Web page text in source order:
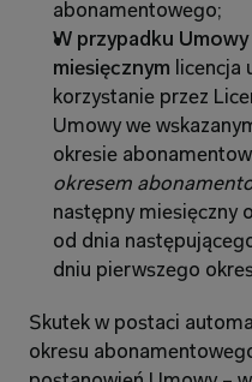
abonamentowego;
W przypadku
miesięcznym licencja
korzystanie przez
Umowy we
okresie
okresem
następny miesięczny
od dnia
dniu pierwszego
Skutek w postaci
okresu